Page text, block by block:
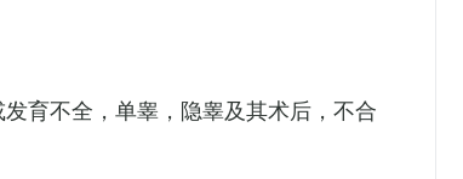
育不全，单睾，隐睾及其术后，不合